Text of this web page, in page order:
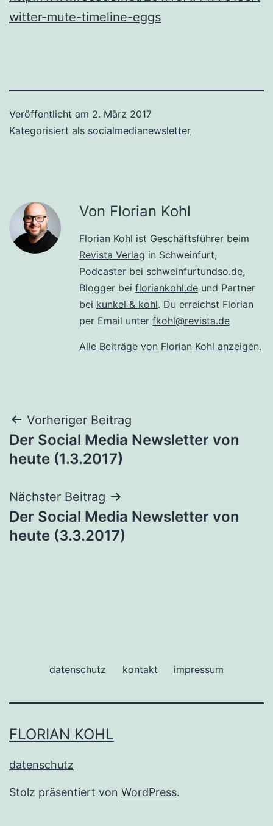
witter-mute-timeline-eggs
Veröffentlicht am 2. März 2017
Kategorisiert als socialmedianewsletter
Von Florian Kohl
Florian Kohl ist Geschäftsführer beim
Revista Verlag in Schweinfurt,
Podcaster bei schweinfurtundso.de,
Blogger bei floriankohl.de und Partner
bei kunkel & kohl. Du erreichst Florian
per Email unter fkohl@revista.de
Alle Beiträge von Florian Kohl anzeigen.
Beitragsnavigation
Vorheriger Beitrag
Der Social Media Newsletter von
heute (1.3.2017)
Nächster Beitrag
Der Social Media Newsletter von
heute (3.3.2017)
datenschutz kontakt impressum
FLORIAN KOHL
datenschutz
Stolz präsentiert von WordPress.